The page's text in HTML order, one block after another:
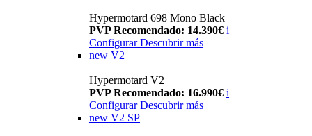
Hypermotard 698 Mono Black
PVP Recomendado: 14.390€ i
Configurar Descubrir más
new V2
Hypermotard V2
PVP Recomendado: 16.990€ i
Configurar Descubrir más
new V2 SP